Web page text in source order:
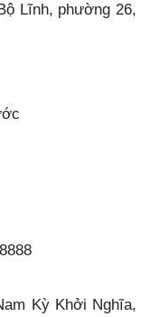
Lĩnh, phường 26,
Kỳ Khởi Nghĩa,